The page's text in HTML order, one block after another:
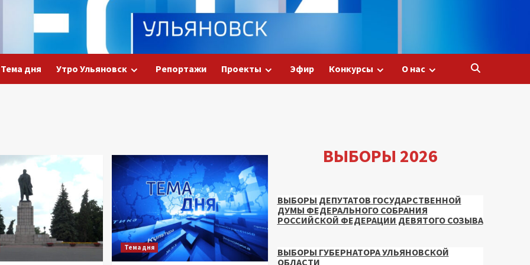
Тема дня Утро Ульяновск Репортажи Проекты Эфир Конкурсы О нас
Тема дня
ВЫБОРЫ 2026
ВЫБОРЫ ДЕПУТАТОВ ГОСУДАРСТВЕННОЙ
ДУМЫ ФЕДЕРАЛЬНОГО СОБРАНИЯ
РОССИЙСКОЙ ФЕДЕРАЦИИ ДЕВЯТОГО СОЗЫВА
ВЫБОРЫ ГУБЕРНАТОРА УЛЬЯНОВСКОЙ
ОБЛАСТИ